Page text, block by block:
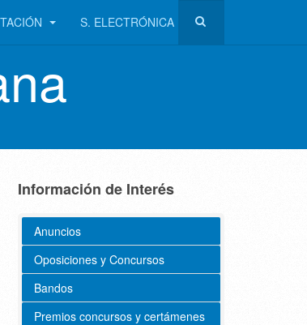
S. ELECTRÓNICA
Información de Interés
Anuncios
Oposiciones y Concursos
Bandos
Premios concursos y certámenes